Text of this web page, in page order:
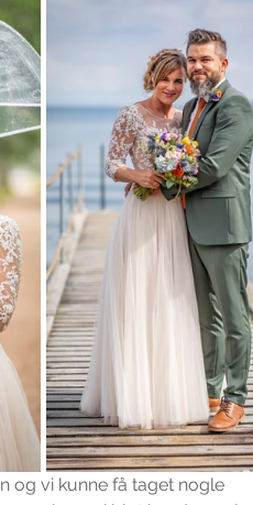
og vi kunne få taget nogle